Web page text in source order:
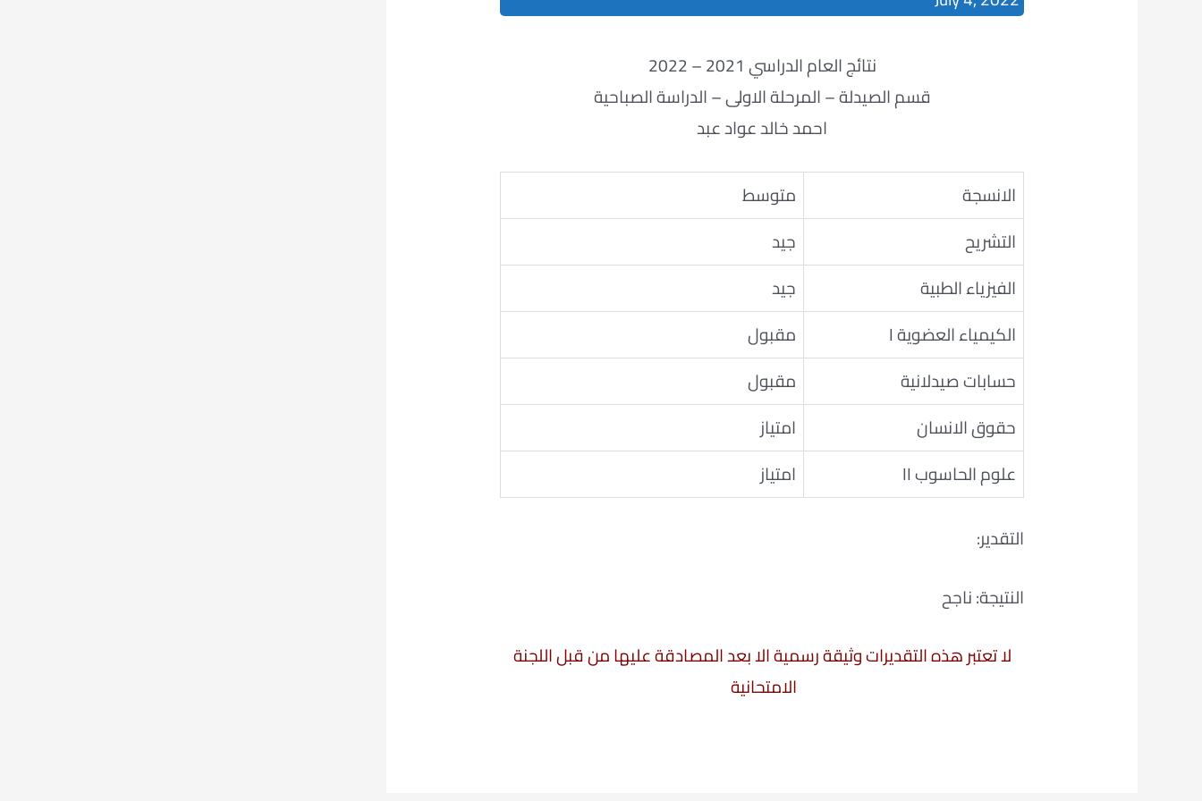
نتائج العام الدراسي 2021 – 2022
قسم الصيدلة – المرحلة الاولى – الدراسة الصباحية
احمد خالد عواد عبد
الانسجة
متوسط
التشريح
جيد
الفيزياء الطبية
جيد
الكيمياء العضوية I
مقبول
حسابات صيدلانية
مقبول
حقوق الانسان
امتياز
علوم الحاسوب II
امتياز
التقدير:
النتيجة: ناجح
لا تعتبر هذه التقديرات وثيقة رسمية الا بعد المصادقة عليها من قبل اللجنة
الامتحانية